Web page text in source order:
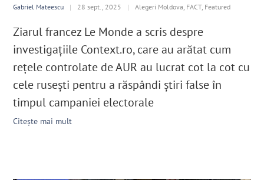
Gabriel Mateescu | 28 sept., 2025 | Alegeri Moldova, FACT, Featured
Ziarul francez Le Monde a scris despre
investigațiile Context.ro, care au arătat cum
rețele controlate de AUR au lucrat cot la cot cu
cele rusești pentru a răspândi știri false în
timpul campaniei electorale
Citește mai mult